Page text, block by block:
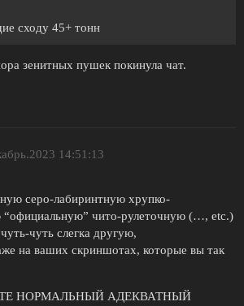
сходу 45+ тонн
зенитных пушек покинула чат.
14:51:13
серо-лабиринтную хрупко-
“официальную” чито-рулеточную (…, etc.)
чуть слегка другую,
на ваших скриншотах, которые вы так
НОРМАЛЬНЫЙ АДЕКВАТНЫЙ